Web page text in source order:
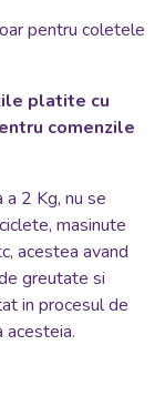
pentru coletele
platite cu
comenzile
2 Kg, nu se
masinute
acestea avand
greutate si
in procesul de
acesteia.